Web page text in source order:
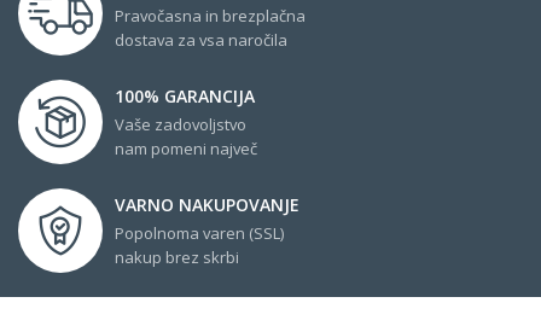
Pravočasna in brezplačna
dostava za vsa naročila
100% GARANCIJA
Vaše zadovoljstvo
nam pomeni največ
VARNO NAKUPOVANJE
Popolnoma varen (SSL)
nakup brez skrbi